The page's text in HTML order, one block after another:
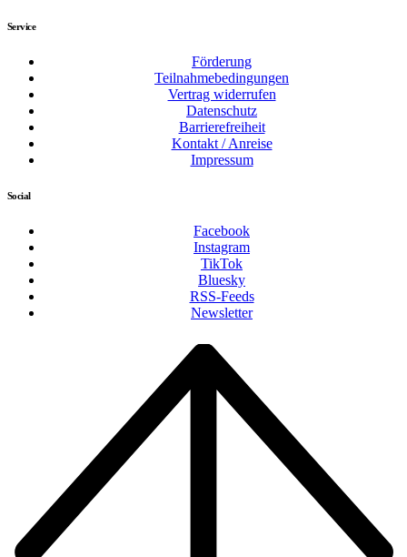
Service
Förderung
Teilnahmebedingungen
Vertrag widerrufen
Datenschutz
Barrierefreiheit
Kontakt / Anreise
Impressum
Social
Facebook
Instagram
TikTok
Bluesky
RSS-Feeds
Newsletter